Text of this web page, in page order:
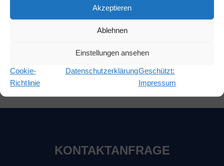
Akzeptieren
Ablehnen
Einstellungen ansehen
Cookie-
Richtlinie
DatenschutzerklärungGeschützt:
Impressum
Anlage, sodass Ihrem Einsatz nichts im Wege steht. Wir
Angebot anfordern
KONTAKTANFRAGE